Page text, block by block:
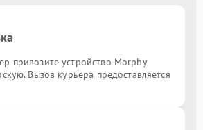
привозите устройство Morphy
Вызов курьера предоставляется